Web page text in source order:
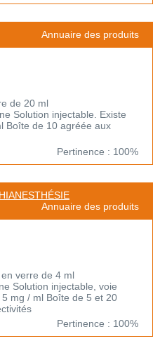
Annuaire des produits
de 20 ml
Solution injectable. Existe
Boîte de 10 agréée aux
Pertinence : 100%
Annuaire des produits
verre de 4 ml
Solution injectable, voie
mg / ml Boîte de 5 et 20
Pertinence : 100%